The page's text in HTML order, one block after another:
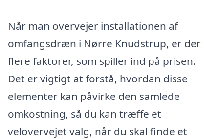
Når man overvejer installationen af
omfangsdræn i Nørre Knudstrup, er der
flere faktorer, som spiller ind på prisen.
Det er vigtigt at forstå, hvordan disse
elementer kan påvirke den samlede
omkostning, så du kan træffe et
velovervejet valg, når du skal finde et